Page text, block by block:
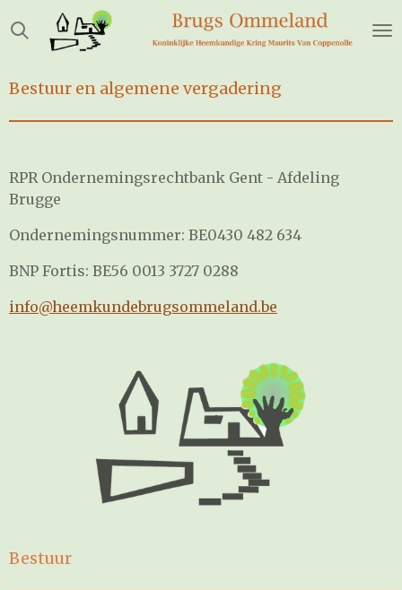
Ga
direct
de
Bestuur en algemene vergadering
RPR Ondernemingsrechtbank Gent - Afdeling
Brugge
Ondernemingsnummer: BE0430 482 634
BNP Fortis: BE56 0013 3727 0288
info@heemkundebrugsommeland.be
Bestuur